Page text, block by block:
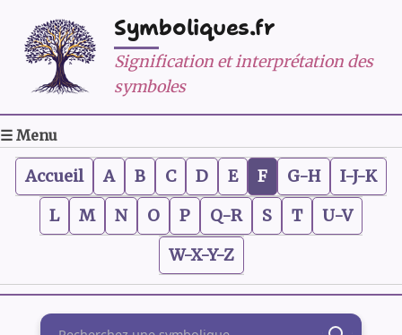
Symboliques.fr
Signification et interprétation des
symboles
☰ Menu
Accueil A B C D E F G-H
I-J-K
L
M N O P Q-R S T
U-V
W-X-Y-Z
Rechercher